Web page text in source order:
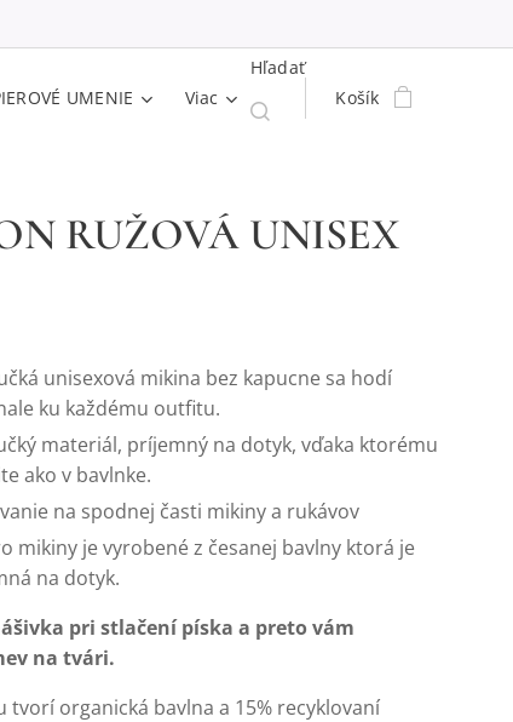
UMENIE Viac
Hľadať
Košík
RUŽOVÁ UNISEX
unisexová mikina bez kapucne sa hodí
ku každému outfitu.
materiál, príjemný na dotyk, vďaka ktorému
ako v bavlnke.
na spodnej časti mikiny a rukávov
mikiny je vyrobené z česanej bavlny ktorá je
na dotyk.
pri stlačení píska a preto vám
na tvári.
tvorí organická bavlna a 15% recyklovaní